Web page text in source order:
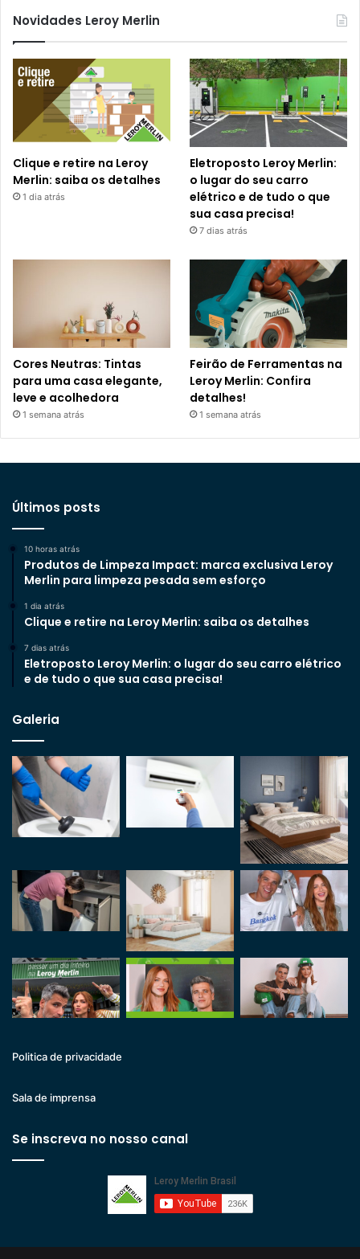
Novidades Leroy Merlin
Clique e retire na Leroy
Merlin: saiba os detalhes
1 dia atrás
Eletroposto Leroy Merlin:
o lugar do seu carro
elétrico e de tudo o que
sua casa precisa!
7 dias atrás
Cores Neutras: Tintas
para uma casa elegante,
leve e acolhedora
1 semana atrás
Feirão de Ferramentas na
Leroy Merlin: Confira
detalhes!
1 semana atrás
Últimos posts
10 horas atrás
Produtos de Limpeza Impact: marca exclusiva Leroy
Merlin para limpeza pesada sem esforço
1 dia atrás
Clique e retire na Leroy Merlin: saiba os detalhes
7 dias atrás
Eletroposto Leroy Merlin: o lugar do seu carro elétrico
e de tudo o que sua casa precisa!
Galeria
Politica de privacidade
Sala de imprensa
Se inscreva no nosso canal